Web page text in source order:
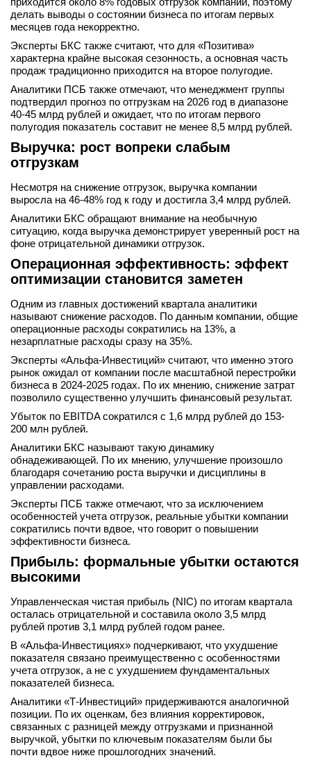
делать выводы о состоянии бизнеса по итогам первых
месяцев года некорректно.
Эксперты БКС также считают, что для «Позитива»
характерна крайне высокая сезонность, а основная часть
продаж традиционно приходится на второе полугодие.
Аналитики ПСБ также отмечают, что менеджмент группы
подтвердил прогноз по отгрузкам на 2026 год в диапазоне
40-45 млрд рублей и ожидает, что по итогам первого
полугодия показатель составит не менее 8,5 млрд рублей.
Выручка: рост вопреки слабым
отгрузкам
Несмотря на снижение отгрузок, выручка компании
выросла на 46-48% год к году и достигла 3,4 млрд рублей.
Аналитики БКС обращают внимание на необычную
ситуацию, когда выручка демонстрирует уверенный рост на
фоне отрицательной динамики отгрузок.
Операционная эффективность: эффект
оптимизации становится заметен
Одним из главных достижений квартала аналитики
называют снижение расходов. По данным компании, общие
операционные расходы сократились на 13%, а
незарплатные расходы сразу на 35%.
Эксперты «Альфа-Инвестиций» считают, что именно этого
рынок ожидал от компании после масштабной перестройки
бизнеса в 2024-2025 годах. По их мнению, снижение затрат
позволило существенно улучшить финансовый результат.
Убыток по EBITDA сократился с 1,6 млрд рублей до 153-
200 млн рублей.
Аналитики БКС называют такую динамику
обнадеживающей. По их мнению, улучшение произошло
благодаря сочетанию роста выручки и дисциплины в
управлении расходами.
Эксперты ПСБ также отмечают, что за исключением
особенностей учета отгрузок, реальные убытки компании
сократились почти вдвое, что говорит о повышении
эффективности бизнеса.
Прибыль: формальные убытки остаются
высокими
Управленческая чистая прибыль (NIC) по итогам квартала
осталась отрицательной и составила около 3,5 млрд
рублей против 3,1 млрд рублей годом ранее.
В «Альфа-Инвестициях» подчеркивают, что ухудшение
показателя связано преимущественно с особенностями
учета отгрузок, а не с ухудшением фундаментальных
показателей бизнеса.
Аналитики «Т-Инвестиций» придерживаются аналогичной
позиции. По их оценкам, без влияния корректировок,
связанных с разницей между отгрузками и признанной
выручкой, убытки по ключевым показателям были бы
почти вдвое ниже прошлогодних значений.